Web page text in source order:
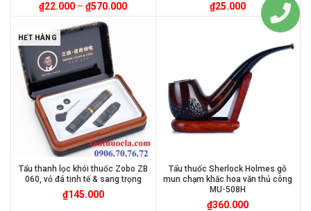
₫22.000 –₫570.000 ₫25.000
HẾT HÀNG
Tẩu thanh lọc khói thuốc Zobo ZB
060, vỏ đá tinh tế & sang trọng
₫145.000
Tẩu thuốc Sherlock Holmes gỗ
mun chạm khắc hoa văn thủ công
MU-508H
₫360.000